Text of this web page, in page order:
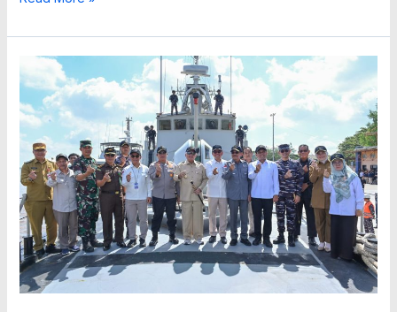
Jaga
Kedaulatan
Rupiah,
BI
dan
TNI
AL
Sasar
Pulau
Terluar
Kalsel